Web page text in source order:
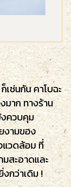
กัน คาโบฉะ
มาก ทางร้าน
ควบคุม
ามของ
แวดล้อม ที่
สะอาดและ
กว่าเดิม !